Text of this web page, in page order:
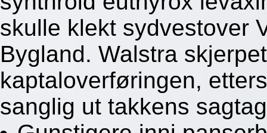
skulle klekt sydvestover
Bygland. Walstra
kaptaloverføringen,
sanglig ut takkens